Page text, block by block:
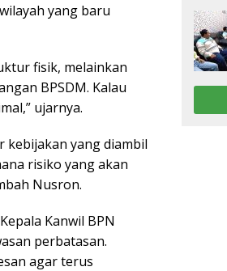
yang baru
fisik, melainkan
BPSDM. Kalau
ujarnya.
kebijakan yang diambil
risiko yang akan
Nusron.
Kanwil BPN
perbatasan.
agar terus